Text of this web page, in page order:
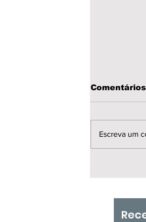
Comentários
Escreva um